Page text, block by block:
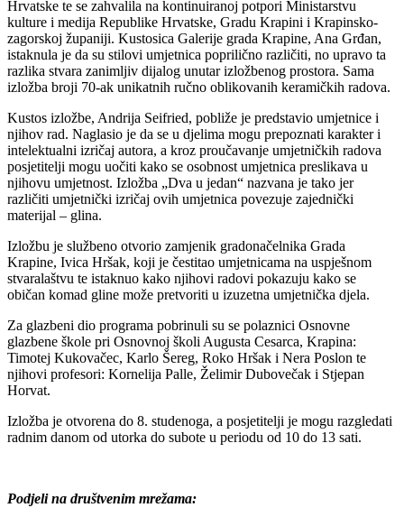
Hrvatske te se zahvalila na kontinuiranoj potpori Ministarstvu
kulture i medija Republike Hrvatske, Gradu Krapini i Krapinsko-
zagorskoj županiji. Kustosica Galerije grada Krapine, Ana Grđan,
istaknula je da su stilovi umjetnica poprilično različiti, no upravo ta
razlika stvara zanimljiv dijalog unutar izložbenog prostora. Sama
izložba broji 70-ak unikatnih ručno oblikovanih keramičkih radova.
Kustos izložbe, Andrija Seifried, pobliže je predstavio umjetnice i
njihov rad. Naglasio je da se u djelima mogu prepoznati karakter i
intelektualni izričaj autora, a kroz proučavanje umjetničkih radova
posjetitelji mogu uočiti kako se osobnost umjetnica preslikava u
njihovu umjetnost. Izložba „Dva u jedan“ nazvana je tako jer
različiti umjetnički izričaj ovih umjetnica povezuje zajednički
materijal – glina.
Izložbu je službeno otvorio zamjenik gradonačelnika Grada
Krapine, Ivica Hršak, koji je čestitao umjetnicama na uspješnom
stvaralaštvu te istaknuo kako njihovi radovi pokazuju kako se
običan komad gline može pretvoriti u izuzetna umjetnička djela.
Za glazbeni dio programa pobrinuli su se polaznici Osnovne
glazbene škole pri Osnovnoj školi Augusta Cesarca, Krapina:
Timotej Kukovačec, Karlo Šereg, Roko Hršak i Nera Poslon te
njihovi profesori: Kornelija Palle, Želimir Dubovečak i Stjepan
Horvat.
Izložba je otvorena do 8. studenoga, a posjetitelji je mogu razgledati
radnim danom od utorka do subote u periodu od 10 do 13 sati.
Podjeli na društvenim mrežama: